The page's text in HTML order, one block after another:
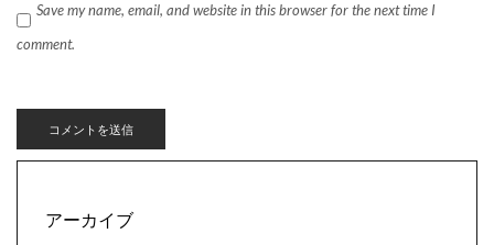
Save my name, email, and website in this browser for the next time I
comment.
アーカイブ